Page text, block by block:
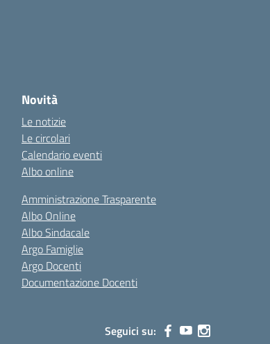
Novità
Le notizie
Le circolari
Calendario eventi
Albo online
Amministrazione Trasparente
Albo Online
Albo Sindacale
Argo Famiglie
Argo Docenti
Documentazione Docenti
Seguici su: